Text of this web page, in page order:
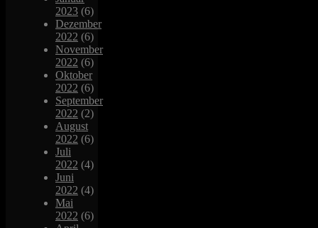
2023 (6)
Dezember
2022 (6)
November
2022 (6)
Oktober
2022 (6)
September
2022 (2)
August
2022 (6)
Juli
2022 (4)
Juni
2022 (4)
Mai
2022 (6)